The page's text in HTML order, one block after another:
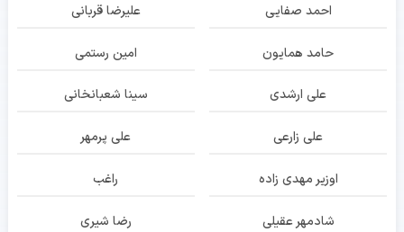
احمد صفایی علیرضا قربانی
حامد همایون امین رستمی
علی ارشدی سینا شعبانخانی
علی زارعی علی پرمهر
اوزیر مهدی زاده راغب
شادمهر عقیلی رضا شیری